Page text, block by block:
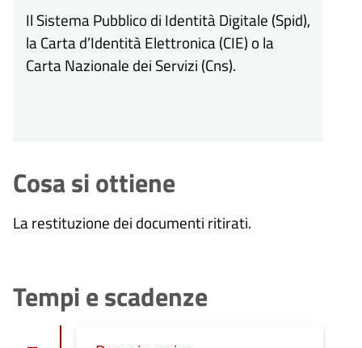
Il Sistema Pubblico di Identità Digitale (Spid),
la Carta d’Identità Elettronica (CIE) o la
Carta Nazionale dei Servizi (Cns).
Cosa si ottiene
La restituzione dei documenti ritirati.
Tempi e scadenze